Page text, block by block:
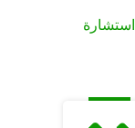
استشارة